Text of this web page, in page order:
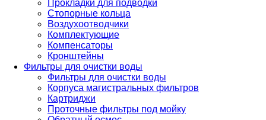
Прокладки для подводки
Стопорные кольца
Воздухоотводчики
Комплектующие
Компенсаторы
Кронштейны
Фильтры для очистки воды
Фильтры для очистки воды
Корпуса магистральных фильтров
Картриджи
Проточные фильтры под мойку